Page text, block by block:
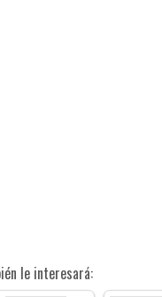
le interesará: